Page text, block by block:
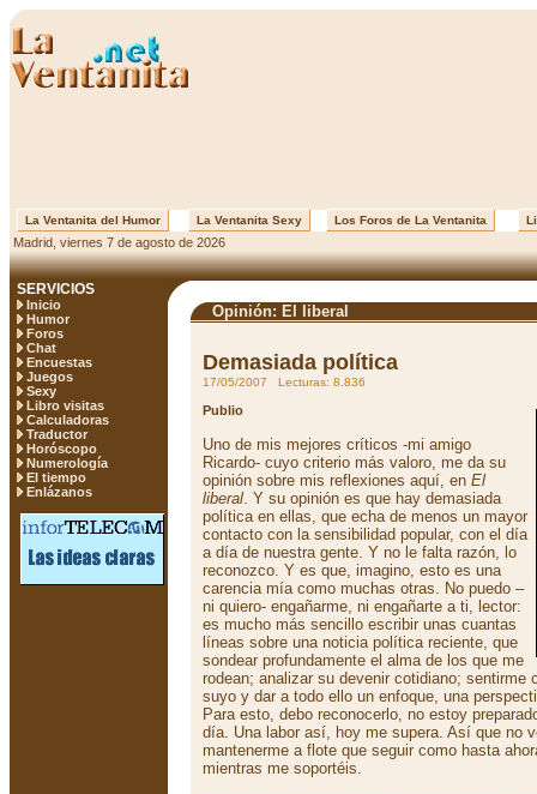
La Ventanita del Humor La Ventanita Sexy Los Foros de La Ventanita
Madrid, viernes 7 de agosto de 2026
SERVICIOS
Inicio
Humor
Foros
Chat
Encuestas
Juegos
Sexy
Libro visitas
Calculadoras
Traductor
Horóscopo
Numerología
El tiempo
Enlázanos
Opinión: El liberal
Demasiada política
17/05/2007 Lecturas: 8.836
Publio
Uno de mis mejores críticos -mi amigo
Ricardo- cuyo criterio más valoro, me da su
opinión sobre mis reflexiones aquí, en El
liberal. Y su opinión es que hay demasiada
política en ellas, que echa de menos un mayor
contacto con la sensibilidad popular, con el día
a día de nuestra gente. Y no le falta razón, lo
reconozco. Y es que, imagino, esto es una
carencia mía como muchas otras. No puedo –
ni quiero- engañarme, ni engañarte a ti, lector:
es mucho más sencillo escribir unas cuantas
líneas sobre una noticia política reciente, que
sondear profundamente el alma de los que me
rodean; analizar su devenir cotidiano; sentirme
suyo y dar a todo ello un enfoque, una
Para esto, debo reconocerlo, no estoy
día. Una labor así, hoy me supera. Así que no
mantenerme a flote que seguir como hasta
mientras me soportéis.